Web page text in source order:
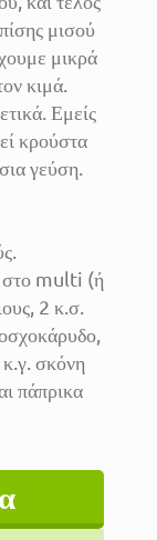
μισού
μικρά
κιμά.
Εμείς
κρούστα
γεύση.
multi (ή
2 κ.σ.
κ.γ. σκόνη
πάπρικα